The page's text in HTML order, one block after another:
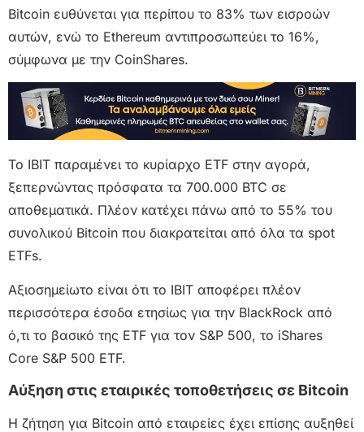
Bitcoin ευθύνεται για περίπου το 83% των εισροών
αυτών, ενώ το Ethereum αντιπροσωπεύει το 16%,
σύμφωνα με την CoinShares.
Το IBIT παραμένει το κυρίαρχο ETF στην αγορά,
ξεπερνώντας πρόσφατα τα 700.000 BTC σε
αποθεματικά. Πλέον κατέχει πάνω από το 55% του
συνολικού Bitcoin που διακρατείται από όλα τα spot
ETFs.
Αξιοσημείωτο είναι ότι το IBIT αποφέρει πλέον
περισσότερα έσοδα ετησίως για την BlackRock από
ό,τι το βασικό της ETF για τον S&P 500, το iShares
Core S&P 500 ETF.
Αύξηση στις εταιρικές τοποθετήσεις σε Bitcoin
Η ζήτηση για Bitcoin από εταιρείες έχει επίσης αυξηθεί